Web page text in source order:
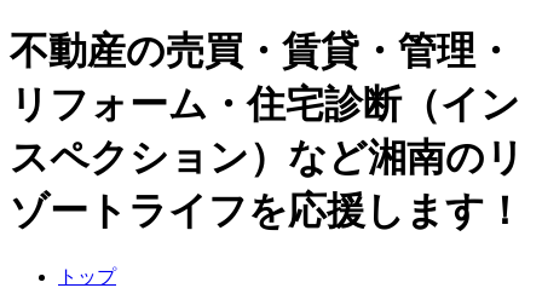
不動産の売買・賃貸・管理・
リフォーム・住宅診断（イン
スペクション）など湘南のリ
ゾートライフを応援します！
トップ